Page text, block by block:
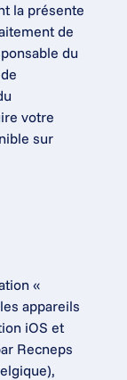
la présente
de
du
votre
sur
«
appareils
iOS et
Recneps